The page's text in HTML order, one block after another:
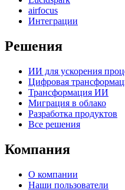
airfocus
Интеграции
Решения
ИИ для ускорения
Цифровая
Трансформация ИИ
Миграция в облако
Разработка продуктов
Все решения
Компания
О компании
Наши пользователи